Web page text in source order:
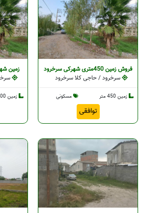
فروش زمین 450متری شهرکی سرخرود
سرخرود / حاجی کلا سرخرود
زمین 450 متر مسکونی
توافقی
زمین
زمین 200 متر